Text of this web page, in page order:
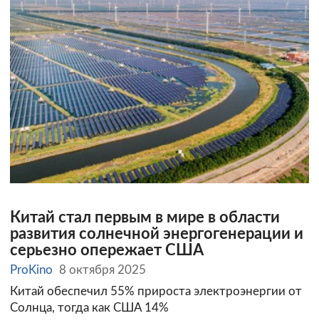
Китай стал первым в мире в области
развития солнечной энергогенерации и
серьезно опережает США
ProKino
8 октября 2025
Китай обеспечил 55% прироста электроэнергии от
Солнца, тогда как США 14%